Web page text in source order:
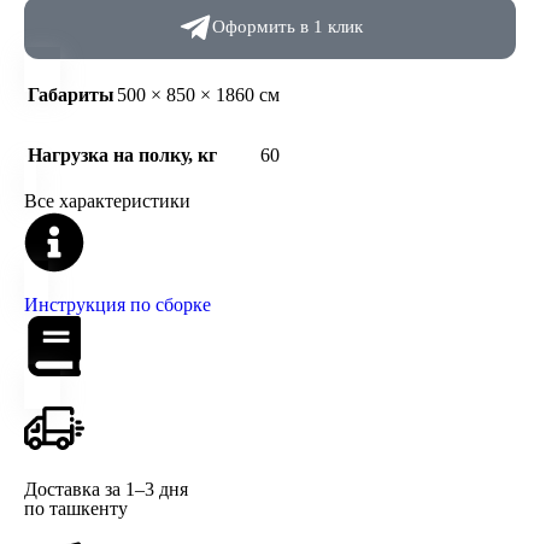
Оформить в 1 клик
Габариты 500 × 850 × 1860 см
Нагрузка на полку, кг 60
Все характеристики
Инструкция по сборке
Доставка за 1–3 дня
по ташкенту